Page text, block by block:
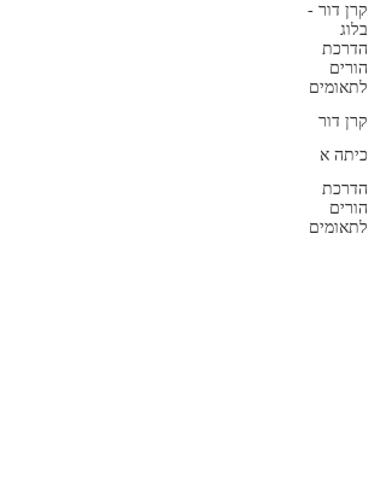
קרן דור -
בלוג
הדרכת
הורים
לתאומים
קרן דור
כיתה א
הדרכת
הורים
לתאומים